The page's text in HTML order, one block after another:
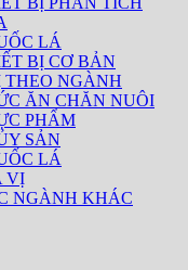
LÁ
BỊ CƠ BẢN
THEO NGÀNH
ĂN CHĂN NUÔI
PHẨM
SẢN
LÁ
VỊ
NGÀNH KHÁC